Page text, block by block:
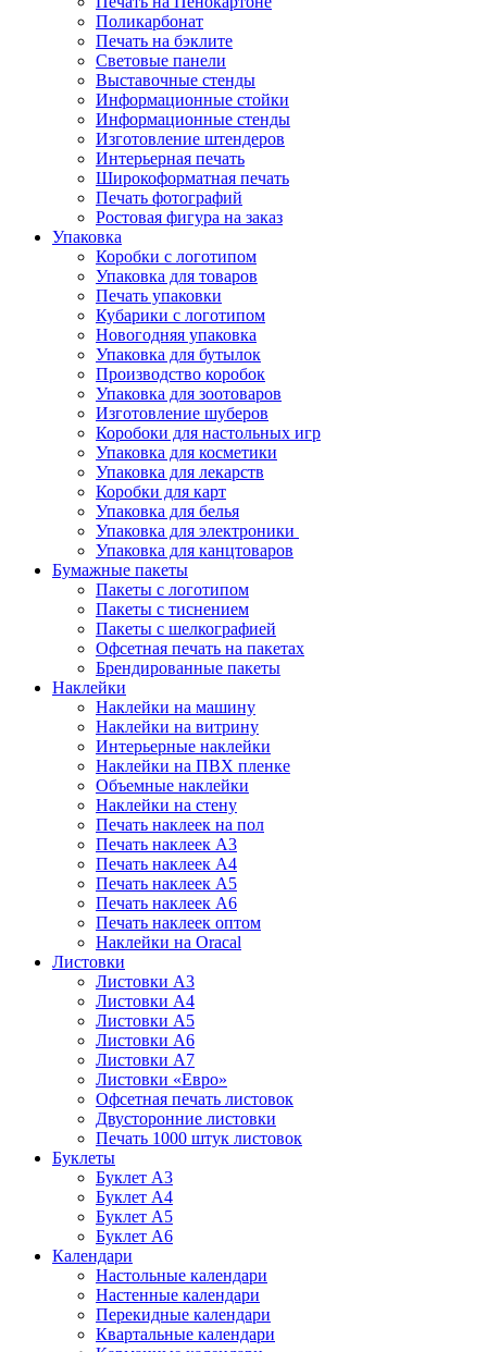
Поликарбонат
Печать на бэклите
Световые панели
Выставочные стенды
Информационные стойки
Информационные стенды
Изготовление штендеров
Интерьерная печать
Широкоформатная печать
Печать фотографий
Ростовая фигура на заказ
Упаковка
Коробки с логотипом
Упаковка для товаров
Печать упаковки
Кубарики с логотипом
Новогодняя упаковка
Упаковка для бутылок
Производство коробок
Упаковка для зоотоваров
Изготовление шуберов
Коробоки для настольных игр
Упаковка для косметики
Упаковка для лекарств
Коробки для карт
Упаковка для белья
Упаковка для электроники
Упаковка для канцтоваров
Бумажные пакеты
Пакеты с логотипом
Пакеты с тиснением
Пакеты с шелкографией
Офсетная печать на пакетах
Брендированные пакеты
Наклейки
Наклейки на машину
Наклейки на витрину
Интерьерные наклейки
Наклейки на ПВХ пленке
Объемные наклейки
Наклейки на стену
Печать наклеек на пол
Печать наклеек А3
Печать наклеек А4
Печать наклеек А5
Печать наклеек А6
Печать наклеек оптом
Наклейки на Oracal
Листовки
Листовки А3
Листовки А4
Листовки А5
Листовки А6
Листовки А7
Листовки «Евро»
Офсетная печать листовок
Двусторонние листовки
Печать 1000 штук листовок
Буклеты
Буклет А3
Буклет А4
Буклет А5
Буклет А6
Календари
Настольные календари
Настенные календари
Перекидные календари
Квартальные календари